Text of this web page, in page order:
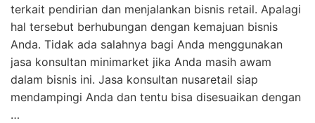
terkait pendirian dan menjalankan bisnis retail. Apalagi
hal tersebut berhubungan dengan kemajuan bisnis
Anda. Tidak ada salahnya bagi Anda menggunakan
jasa konsultan minimarket jika Anda masih awam
dalam bisnis ini. Jasa konsultan nusaretail siap
mendampingi Anda dan tentu bisa disesuaikan dengan
…